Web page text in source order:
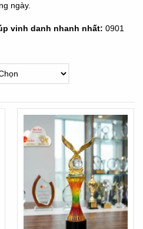
ngày.
vinh danh nhanh nhất: 0901